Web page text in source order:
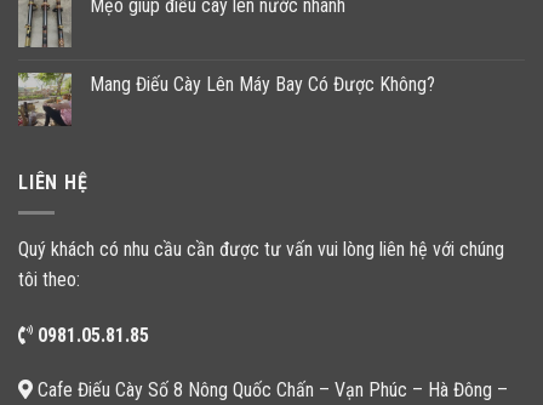
Mẹo giúp điếu cày lên nước nhanh
Mang Điếu Cày Lên Máy Bay Có Được Không?
LIÊN HỆ
Quý khách có nhu cầu cần được tư vấn vui lòng liên hệ với chúng
tôi theo:
0981.05.81.85
Cafe Điếu Cày Số 8 Nông Quốc Chấn – Vạn Phúc – Hà Đông –